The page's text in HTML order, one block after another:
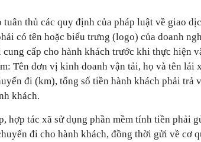
tuân thủ các quy định của pháp luật về giao
có tên hoặc biểu trưng (logo) của doanh
cấp cho hành khách trước khi thực hiện
Tên đơn vị kinh doanh vận tải, họ và tên lái
đi (km), tổng số tiền hành khách phải trả
khách.
hợp tác xã sử dụng phần mềm tính tiền phải
đi cho hành khách, đồng thời gửi về cơ